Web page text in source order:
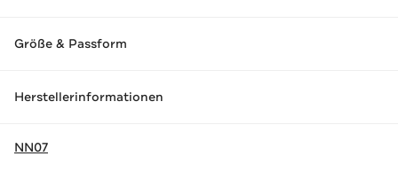
Größe & Passform
Herstellerinformationen
NN07